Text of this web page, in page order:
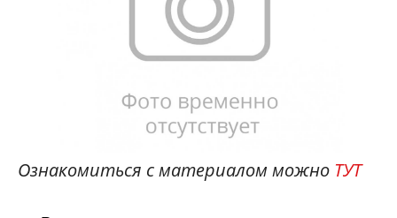
Ознакомиться с материалом можно ТУТ